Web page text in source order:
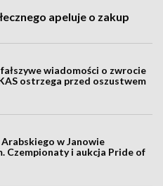
apeluje o zakup
wiadomości o zwrocie
ostrzega przed oszustwem
w Janowie
Czempionaty i aukcja Pride of